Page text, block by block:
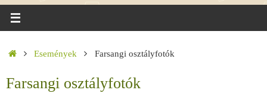
HomeEsemények Farsangi osztályfotók
Farsangi osztályfotók